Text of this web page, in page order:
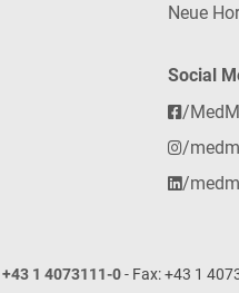
Neue
Social
/
/
/
+43 1 4073111-0- Fax: +43 1